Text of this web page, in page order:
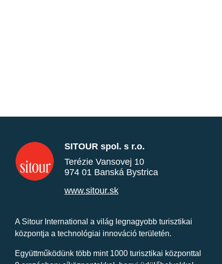
SITOUR spol. s r.o.
Terézie Vansovej 10
974 01 Banská Bystrica
www.sitour.sk
A Sitour International a világ legnagyobb turisztikai
központja a technológiai innováció területén.
Együttműködünk több mint 1000 turisztikai központtal